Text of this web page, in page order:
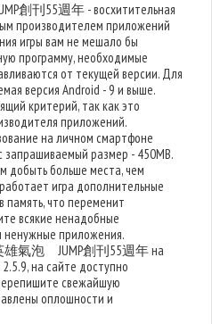
創刊55週年 - восхитительная
производителем приложений
игры вам не мешало бы
программу, необходимые
от текущей версии. Для
версия Android - 9 и выше.
критерий, так как это
приложений.
на личном смартфоне
запрашиваемый размер - 450MB.
добыть больше места, чем
игра дополнительные
память, что переменит
всякие ненадобные
ненужные приложения.
英雄氣泡 JUMP創刊55週年 на
на сайте доступно
свежайшую
оплошности и